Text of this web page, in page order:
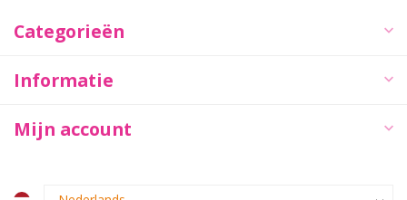
Categorieën
Informatie
Mijn account